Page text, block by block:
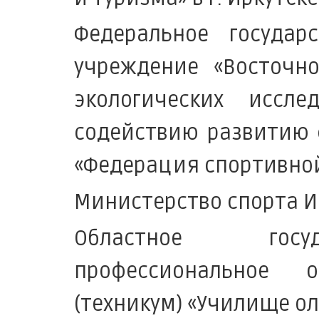
Федеральное
учреждение
экологических
содействию развитию
«Федерация
Министерство спорта
Областное
профессиональное
(техникум) «Училище